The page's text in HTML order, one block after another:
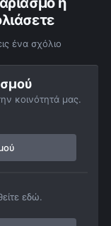
ένα σχόλιο
κοινότητά μας.
εδώ.